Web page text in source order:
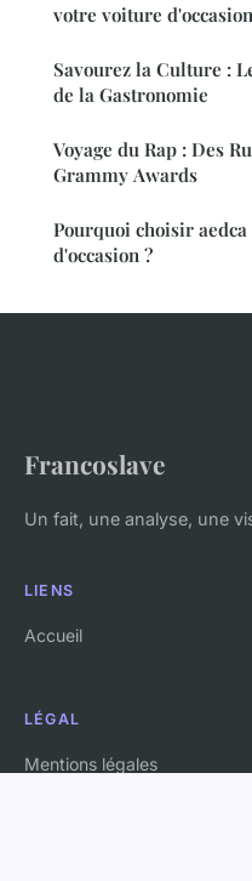
votre voiture d'occasion
Savourez la Culture :
de la Gastronomie
Voyage du Rap : Des
Grammy Awards
Pourquoi choisir
d'occasion ?
Francoslave
Un fait, une analyse, une
LIENS
Accueil
LÉGAL
Mentions légales